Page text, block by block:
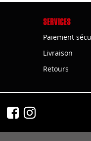
SERVICES
Paiement
Livraison
Retours